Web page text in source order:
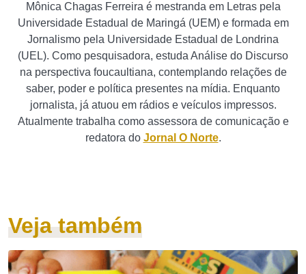
Mônica Chagas Ferreira é mestranda em Letras pela
Universidade Estadual de Maringá (UEM) e formada em
Jornalismo pela Universidade Estadual de Londrina
(UEL). Como pesquisadora, estuda Análise do Discurso
na perspectiva foucaultiana, contemplando relações de
saber, poder e política presentes na mídia. Enquanto
jornalista, já atuou em rádios e veículos impressos.
Atualmente trabalha como assessora de comunicação e
redatora do Jornal O Norte.
Veja também